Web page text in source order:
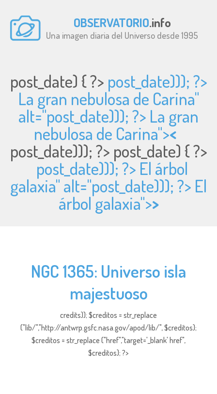
OBSERVATORIO.info
Una imagen diaria del Universo desde 1995
post_date) { ?> post_date))); ?>
La gran nebulosa de Carina"
alt="post_date))); ?> La gran
nebulosa de Carina"><
post_date))); ?> post_date) { ?>
post_date))); ?> El árbol
galaxia" alt="post_date))); ?> El
árbol galaxia">>
NGC 1365: Universo isla
majestuoso
credits)); $creditos = str_replace
("lib/","http://antwrp.gsfc.nasa.gov/apod/lib/", $creditos);
$creditos = str_replace ("href","target='_blank' href",
$creditos); ?>